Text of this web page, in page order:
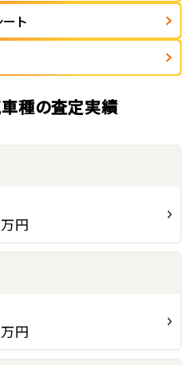
ト
車種の査定実績
万円
万円